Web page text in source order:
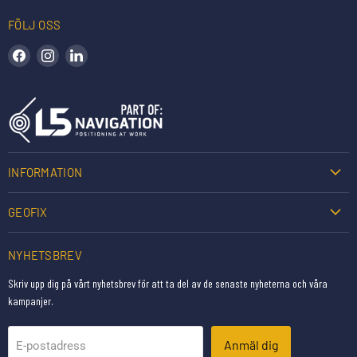
FÖLJ OSS
Hitta oss på Facebook
Hitta oss på Instagram
INFORMATION
GEOFIX
NYHETSBREV
Skriv upp dig på vårt nyhetsbrev för att ta del av de senaste nyheterna och våra
kampanjer.
E-postadress Anmäl dig